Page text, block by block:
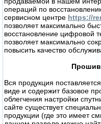
операций по
сервисном центре https://
позволяет максимально
восстановление цифровой
позволяет максимально
повысить качество
Вся продукция
виде и содержит базовое
облегчения настройки
сайте существует
продукции (где это имеет